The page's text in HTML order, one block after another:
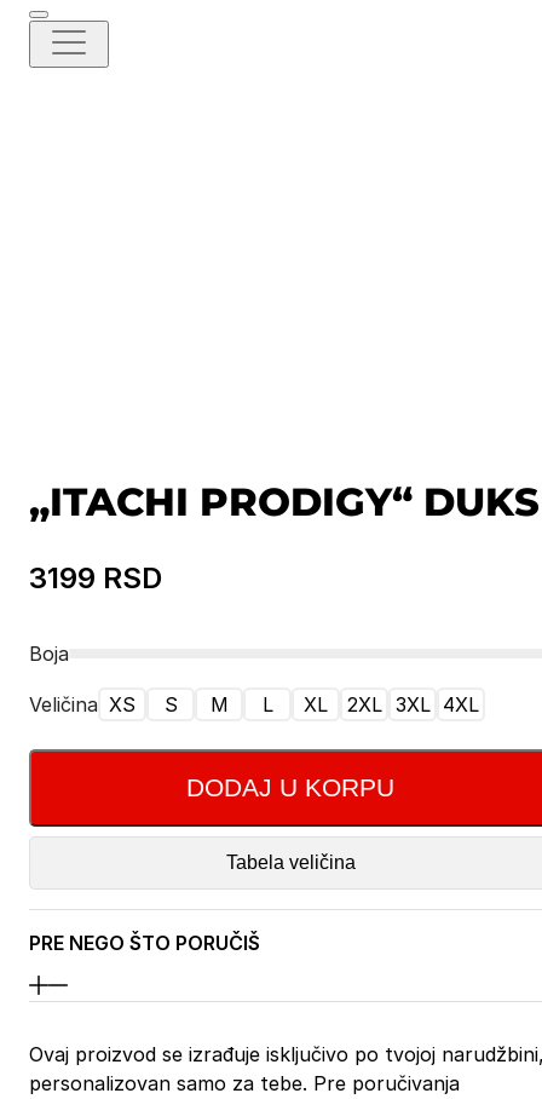
„ITACHI PRODIGY“ DUKS
3199 RSD
Boja
Veličina XS S M L XL 2XL 3XL 4XL
DODAJ U KORPU
Tabela veličina
PRE NEGO ŠTO PORUČIŠ
Ovaj proizvod se izrađuje isključivo po tvojoj
personalizovan samo za tebe. Pre poručivanja